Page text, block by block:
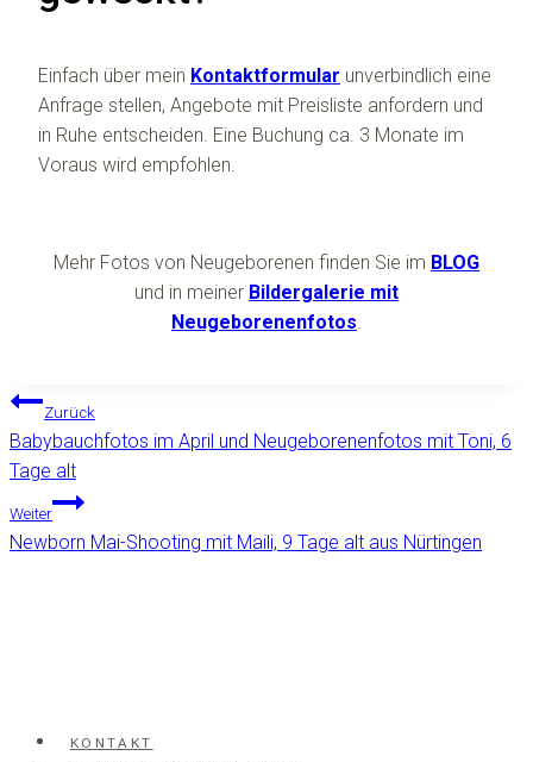
Einfach über mein Kontaktformular unverbindlich eine
Anfrage stellen, Angebote mit Preisliste anfordern und
in Ruhe entscheiden. Eine Buchung ca. 3 Monate im
Voraus wird empfohlen.
Mehr Fotos von Neugeborenen finden Sie im BLOG
und in meiner Bildergalerie mit
Neugeborenenfotos
Beitragsnavigation
Zurück
Babybauchfotos im April und Neugeborenenfotos mit Toni, 6
Tage alt
Weiter
Newborn Mai-Shooting mit Maili, 9 Tage alt aus Nürtingen
KONTAKT